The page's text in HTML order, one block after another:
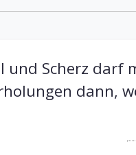
und Scherz darf
dann,